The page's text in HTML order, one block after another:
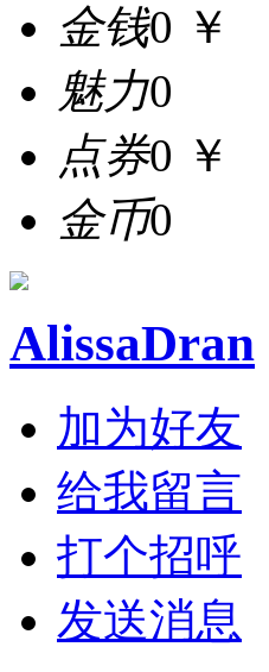
金钱0 ￥
魅力0
点券0 ￥
金币0
AlissaDran
加为好友
给我留言
打个招呼
发送消息